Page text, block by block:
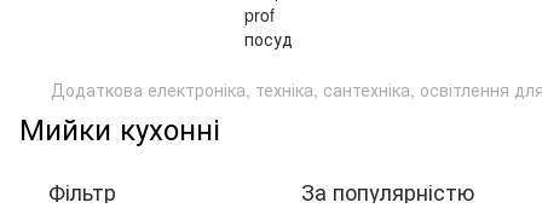
Додаткова електроніка, техніка, сантехніка, освітлення
Мийки кухонні
Фільтр За популярністю